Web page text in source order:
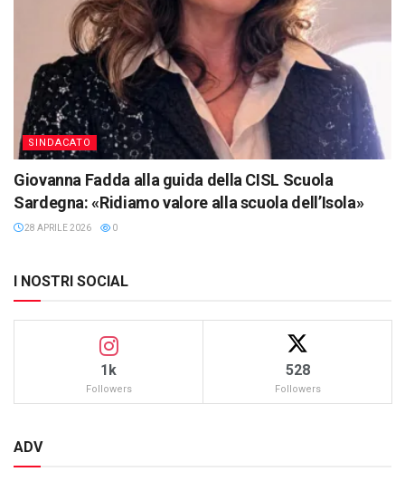
SINDACATO
Giovanna Fadda alla guida della CISL Scuola
Sardegna: «Ridiamo valore alla scuola dell’Isola»
28 APRILE 2026 0
I NOSTRI SOCIAL
1k
Followers
528
Followers
ADV